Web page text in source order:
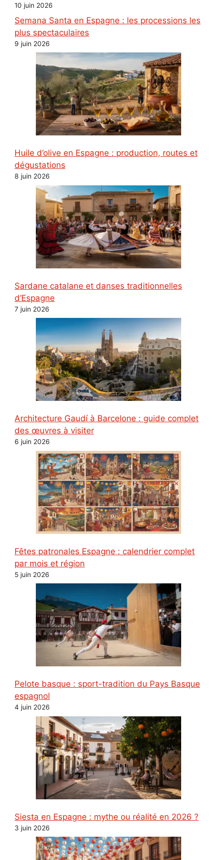
10 juin 2026
Semana Santa en Espagne : les processions les
plus spectaculaires
9 juin 2026
Huile d’olive en Espagne : production, routes et
dégustations
8 juin 2026
Sardane catalane et danses traditionnelles
d’Espagne
7 juin 2026
Architecture Gaudí à Barcelone : guide complet
des œuvres à visiter
6 juin 2026
Fêtes patronales Espagne : calendrier complet
par mois et région
5 juin 2026
Pelote basque : sport-tradition du Pays Basque
espagnol
4 juin 2026
Siesta en Espagne : mythe ou réalité en 2026 ?
3 juin 2026